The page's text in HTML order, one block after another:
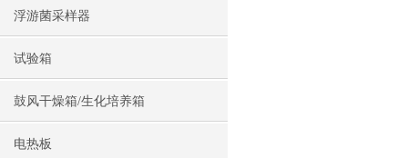
浮游菌采样器
试验箱
鼓风干燥箱/生化培养箱
电热板